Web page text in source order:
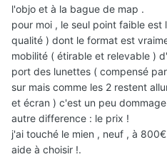
l'objo et à la bague de map .
pour moi , le seul point faible est
qualité ) dont le format est
mobilité ( étirable et relevable )
port des lunettes ( compensé
sur mais comme les 2 restent
et écran ) c'est un peu
autre difference : le prix !
j'ai touché le mien , neuf , à
aide à choisir !.